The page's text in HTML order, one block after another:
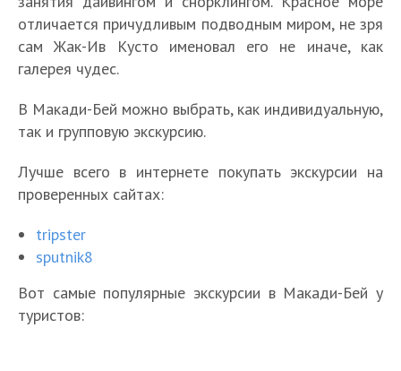
отличается причудливым подводным миром, не зря
сам Жак-Ив Кусто именовал его не иначе, как
галерея чудес.
В Макади-Бей можно выбрать, как индивидуальную,
так и групповую экскурсию.
Лучше всего в интернете покупать экскурсии на
проверенных сайтах:
tripster
sputnik8
Вот самые популярные экскурсии в Макади-Бей у
туристов: